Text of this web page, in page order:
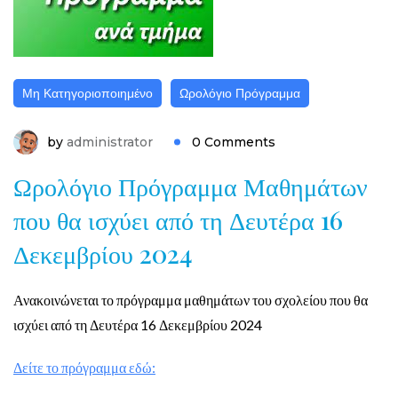
Μη Κατηγοριοποιημένο Ωρολόγιο Πρόγραμμα
by administrator 0 Comments
Ωρολόγιο Πρόγραμμα Μαθημάτων
που θα ισχύει από τη Δευτέρα 16
Δεκεμβρίου 2024
Ανακοινώνεται το πρόγραμμα μαθημάτων του σχολείου που θα
ισχύει από τη Δευτέρα 16 Δεκεμβρίου 2024
Δείτε το πρόγραμμα εδώ: